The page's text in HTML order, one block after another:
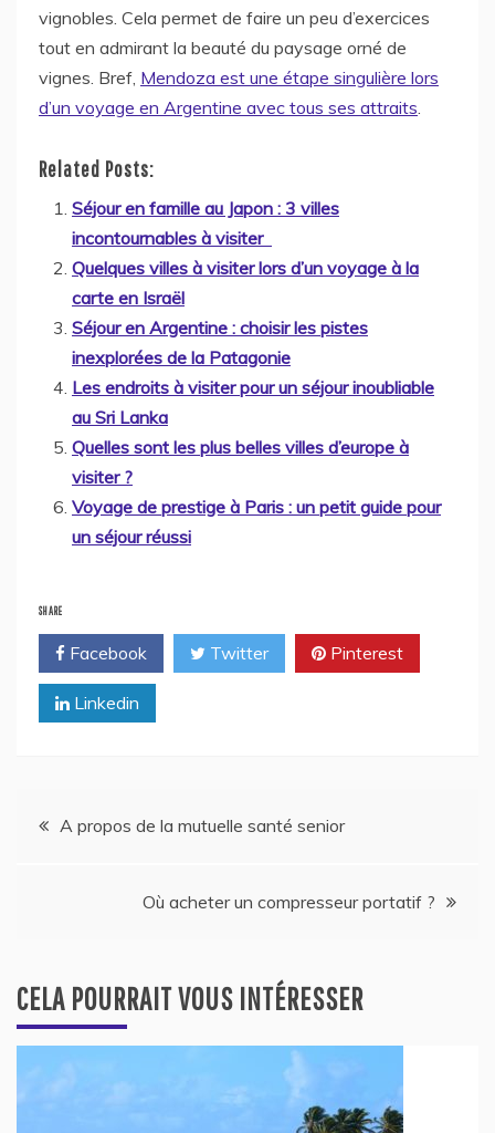
vignobles. Cela permet de faire un peu d’exercices
tout en admirant la beauté du paysage orné de
vignes. Bref, Mendoza est une étape singulière lors
d’un voyage en Argentine avec tous ses attraits
Related Posts:
Séjour en famille au Japon : 3 villes
incontournables à visiter
Quelques villes à visiter lors d’un voyage à la
carte en Israël
Séjour en Argentine : choisir les pistes
inexplorées de la Patagonie
Les endroits à visiter pour un séjour inoubliable
au Sri Lanka
Quelles sont les plus belles villes d’europe à
visiter ?
Voyage de prestige à Paris : un petit guide pour
un séjour réussi
SHARE
Facebook Twitter Pinterest
Linkedin
Navigation
A propos de la mutuelle santé senior
Où acheter un compresseur portatif ?
CELA POURRAIT VOUS INTÉRESSER